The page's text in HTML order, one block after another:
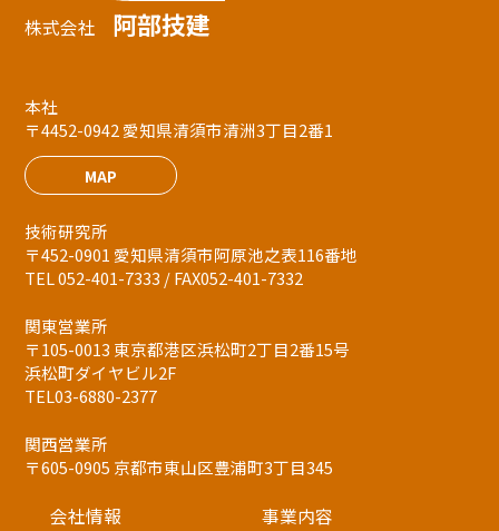
株式会社 阿部技建
本社
〒4452-0942 愛知県清須市清洲3丁目2番1
MAP
技術研究所
〒452-0901 愛知県清須市阿原池之表116番地
TEL 052-401-7333 / FAX052-401-7332
関東営業所
〒105-0013 東京都港区浜松町2丁目2番15号
浜松町ダイヤビル2F
TEL03-6880-2377
関西営業所
〒605-0905 京都市東山区豊浦町3丁目345
会社情報 事業内容